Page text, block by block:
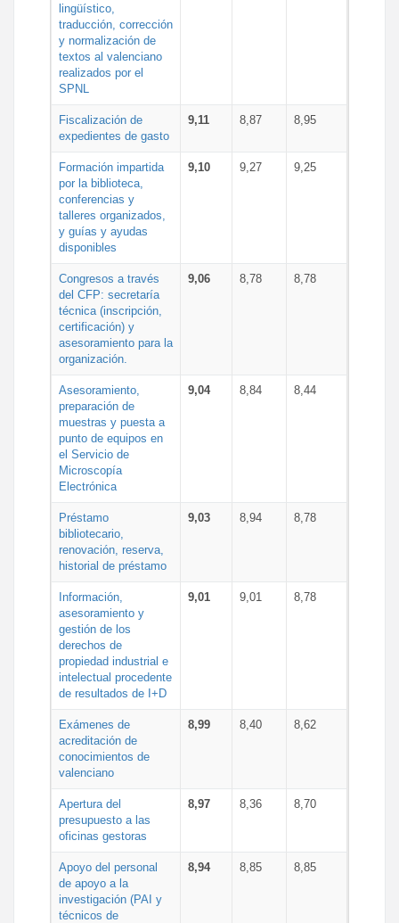
lingüístico,
traducción, corrección
y normalización de
textos al valenciano
realizados por el
SPNL
Fiscalización de
expedientes de gasto
9,11 8,87 8,95
Formación impartida
por la biblioteca,
conferencias y
talleres organizados,
y guías y ayudas
disponibles
9,10 9,27 9,25
Congresos a través
del CFP: secretaría
técnica (inscripción,
certificación) y
asesoramiento para la
organización.
9,06 8,78 8,78
Asesoramiento,
preparación de
muestras y puesta a
punto de equipos en
el Servicio de
Microscopía
Electrónica
9,04 8,84 8,44
Préstamo
bibliotecario,
renovación, reserva,
historial de préstamo
9,03 8,94 8,78
Información,
asesoramiento y
gestión de los
derechos de
propiedad industrial e
intelectual procedente
de resultados de I+D
9,01 9,01 8,78
Exámenes de
acreditación de
conocimientos de
valenciano
8,99 8,40 8,62
Apertura del
presupuesto a las
oficinas gestoras
8,97 8,36 8,70
Apoyo del personal
de apoyo a la
investigación (PAI y
técnicos de
8,94 8,85 8,85